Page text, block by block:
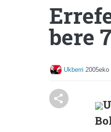
bere
Ukberri 2005eko